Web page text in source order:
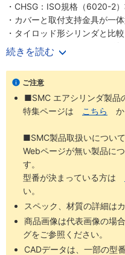
・CHSG：ISO規格（6020-2
・カバーと取付支持金具が一
・タイロッド形シリンダと比
・CHDSG：オートスイッチ付
・CHSG：オートスイッチなし
続きを読む
ご注意
■SMC エアシリンダ製品
特集ページは
こちら か
■SMC製品取扱いについて
Webページが無い製品に
す。
型番が決まっている方は
い。
スペック、材質の詳細は
商品画像は代表画像の場
グをご参照ください。
CADデータは、一部の型